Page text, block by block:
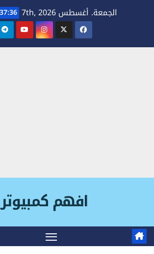
الجمعة. أغسطس 7th, 2026 AM
افهم كمبيوتر